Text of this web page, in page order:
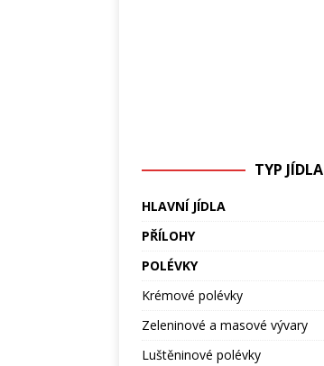
TYP JÍDLA
HLAVNÍ JÍDLA
PŘÍLOHY
POLÉVKY
Krémové polévky
Zeleninové a masové vývary
Luštěninové polévky